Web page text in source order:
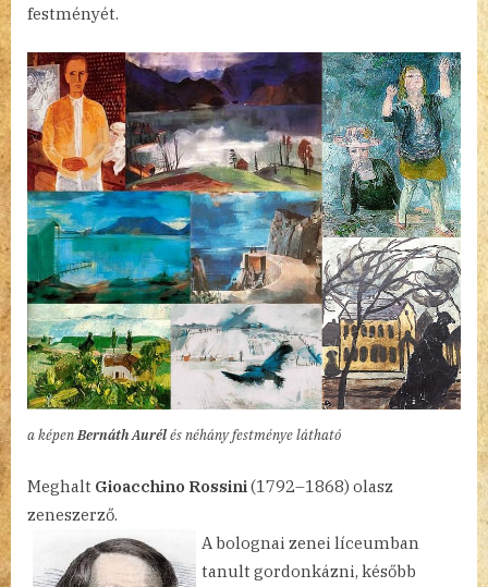
festményét.
a képenBernáth Aurélés néhány festménye látható
Meghalt Gioacchino Rossini (1792–1868) olasz
zeneszerző.
A bolognai zenei líceumban
tanult gordonkázni, később